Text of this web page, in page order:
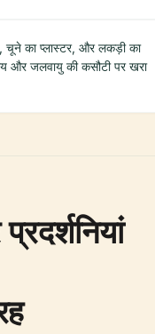
चूने का प्लास्टर, और लकड़ी का
और जलवायु की कसौटी पर खरा